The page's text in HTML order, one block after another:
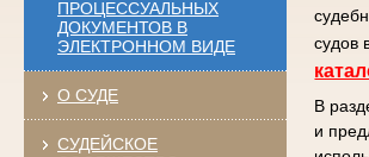
ПРОЦЕССУАЛЬНЫХ
ДОКУМЕНТОВ В
ЭЛЕКТРОННОМ ВИДЕ
О СУДЕ
СУДЕЙСКОЕ
судов
В
и